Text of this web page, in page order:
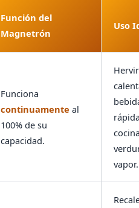
Función del
Magnetrón
Uso
Funciona
continuamente al
100% de su
capacidad.
vapor.